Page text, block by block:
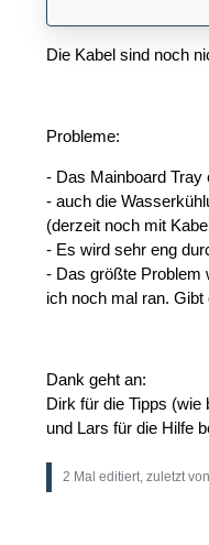
Die Kabel sind noch
Probleme:
- Das Mainboard
- auch die
(derzeit noch mit
- Es wird sehr eng
- Das größte Problem
ich noch mal ran.
Dank geht an:
Dirk für die Tipps (wie
und Lars für die Hilfe
2 Mal editiert, zuletzt von